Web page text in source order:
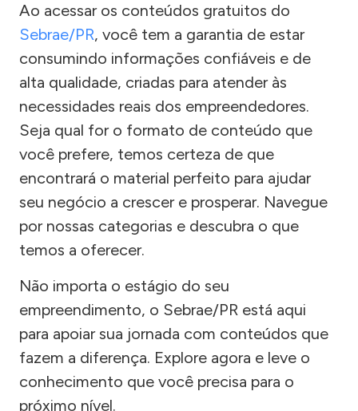
Ao acessar os conteúdos gratuitos do
Sebrae/PR, você tem a garantia de estar
consumindo informações confiáveis e de
alta qualidade, criadas para atender às
necessidades reais dos empreendedores.
Seja qual for o formato de conteúdo que
você prefere, temos certeza de que
encontrará o material perfeito para ajudar
seu negócio a crescer e prosperar. Navegue
por nossas categorias e descubra o que
temos a oferecer.
Não importa o estágio do seu
empreendimento, o Sebrae/PR está aqui
para apoiar sua jornada com conteúdos que
fazem a diferença. Explore agora e leve o
conhecimento que você precisa para o
próximo nível.